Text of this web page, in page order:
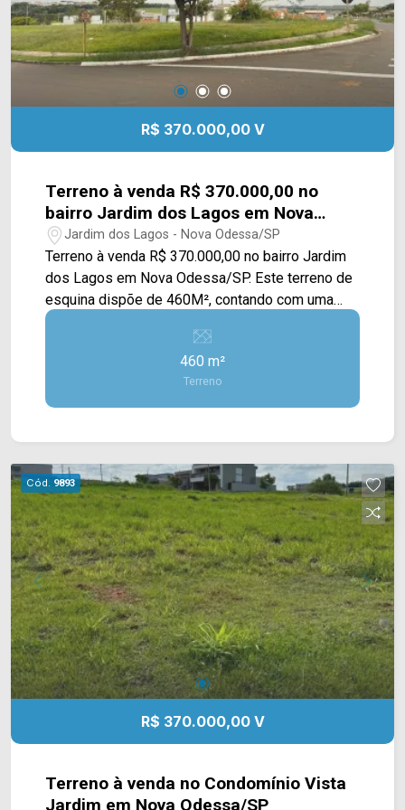
R$ 370.000,00 V
Terreno à venda R$ 370.000,00 no
bairro Jardim dos Lagos em Nova
Odessa/SP
Jardim dos Lagos - Nova Odessa/SP
Terreno à venda R$ 370.000,00 no bairro Jardim
dos Lagos em Nova Odessa/SP. Este terreno de
esquina dispõe de 460M², contando com uma
ampla área plana e gramada, também possuindo
calçada e uma grande árvore. Aceita
Bento Carneiro, Av. São Gonçalo, Av. Um e Av.
José Vieira de Souza. Esta região conta com
Paraná. Entre em contato com a equipe da Arbix
Imóveis e agende a sua visita!! WhatsApp e
Telefone: (19) 3475-4546 ARBIX IMÓVEIS -
Presente em cada mudança!
460 m²
Terreno
Cód. 9893
R$ 370.000,00 V
Terreno à venda no Condomínio Vista
Jardim em Nova Odessa/SP